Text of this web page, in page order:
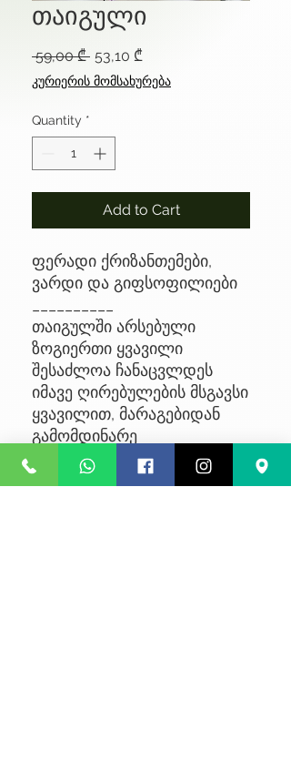
თაიგული
59,00 ₾ Regular
Price
53,10 ₾
Price
კურიერის მომსახურება
Quantity *
Add to Cart
ფერადი ქრიზანთემები,
ვარდი და გიფსოფილიები
თაიგულში არსებული
ზოგიერთი ყვავილი
შესაძლოა ჩანაცვლდეს
იმავე ღირებულების მსგავსი
ყვავილით, მარაგებიდან
გამომდინარე